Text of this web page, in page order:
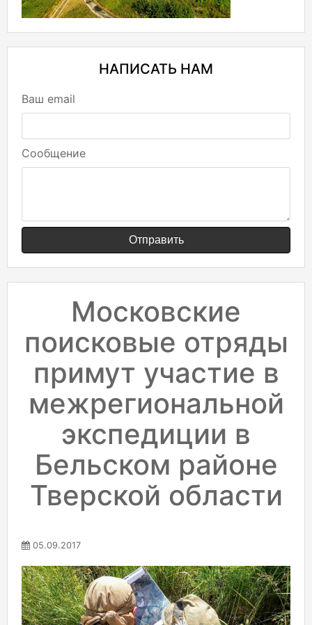
НАПИСАТЬ НАМ
Ваш email
Сообщение
Отправить
Московские
поисковые отряды
примут участие в
межрегиональной
экспедиции в
Бельском районе
Тверской области
05.09.2017